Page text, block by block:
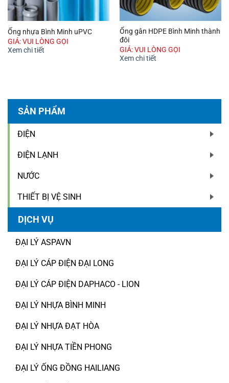
SẢN PHẨM
ĐIỆN
ĐIỆN LẠNH
NƯỚC
THIẾT BỊ VỆ SINH
DỊCH VỤ
ĐẠI LÝ ASPAVN
ĐẠI LÝ CÁP ĐIỆN ĐẠI LONG
ĐẠI LÝ CÁP ĐIỆN DAPHACO - LION
ĐẠI LÝ NHỰA BÌNH MINH
ĐẠI LÝ NHỰA ĐẠT HÒA
ĐẠI LÝ NHỰA TIỀN PHONG
ĐẠI LÝ ỐNG ĐỒNG HAILIANG
Ống nhựa Bình Minh uPVC
GIÁ: VUI LÒNG GỌI
Xem chi tiết
Ống gân HDPE Bình Minh thành
đôi
GIÁ: VUI LÒNG GỌI
Xem chi tiết